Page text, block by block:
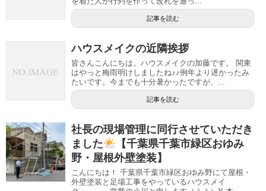
記事を読む
ハウスメイクの近隣挨拶
皆さんこんにちは。ハウスメイクの加藤です。 関東
はやっと梅雨明けしましたね♪♪例年より遅かったみ
たいです。今までも十分暑かったですが、...
記事を読む
社長の現場管理に同行させていただき
ました
【千葉県千葉市緑区おゆみ
野・屋根外壁塗装】
こんにちは！ 千葉県千葉市緑区おゆみ野にて屋根・
外壁塗装と足場工事をやっているハウスメイ